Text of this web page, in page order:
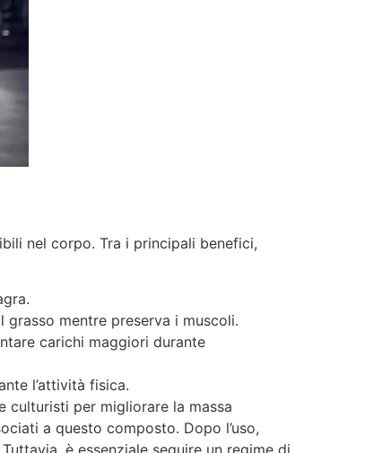
nel corpo. Tra i principali benefici,
mentre preserva i muscoli.
carichi maggiori durante
l’attività fisica.
culturisti per migliorare la massa
a questo composto. Dopo l’uso,
è essenziale seguire un regime di